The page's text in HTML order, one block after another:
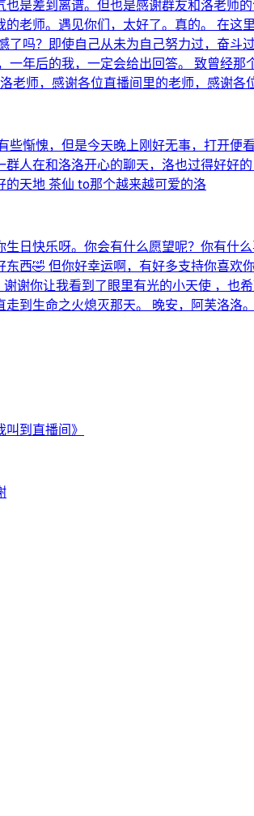
是差到离谱。但也是感谢群友和洛老
老师。遇见你们，太好了。真的。 在
了吗？即使自己从未为自己努力过，奋
一年后的我，一定会给出回答。 致曾经
老师，感谢各位直播间里的老师，感谢
些惭愧，但是今天晚上刚好无事，打开
人在和洛洛开心的聊天，洛也过得好
天地 茶仙 to那个越来越可爱的洛
日快乐呀。你会有什么愿望呢？你有
西🤣 但你好幸运啊，有好多支持你喜
谢你让我看到了眼里有光的小天使 ，也
到生命之火熄灭那天。 晚安，阿芙洛洛
到直播间》